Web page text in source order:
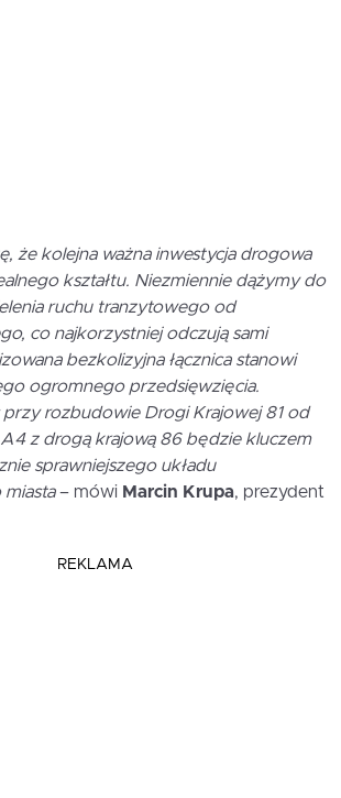
że kolejna ważna inwestycja drogowa
kształtu. Niezmiennie dążymy do
ruchu tranzytowego od
co najkorzystniej odczują sami
bezkolizyjna łącznica stanowi
ogromnego przedsięwzięcia.
przy rozbudowie Drogi Krajowej 81 od
A4 z drogą krajową 86 będzie kluczem
sprawniejszego układu
– mówi Marcin Krupa, prezydent
REKLAMA